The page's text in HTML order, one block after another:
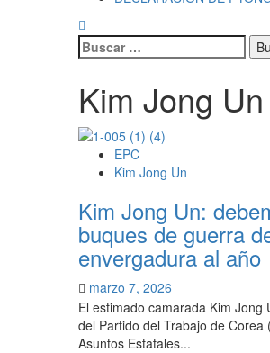
Buscar:
Kim Jong Un
EPC
Kim Jong Un
Kim Jong Un:
buques de guerra
envergadura al año
marzo 7, 2026
El estimado camarada Kim Jong
del Partido del Trabajo de Corea
Asuntos Estatales...